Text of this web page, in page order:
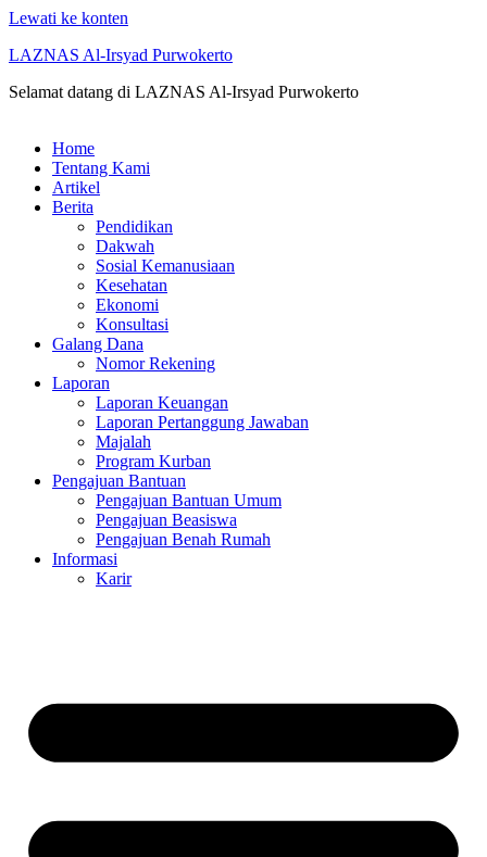
Lewati ke konten
LAZNAS Al-Irsyad Purwokerto
Selamat datang di LAZNAS Al-Irsyad Purwokerto
Home
Tentang Kami
Artikel
Berita
Pendidikan
Dakwah
Sosial Kemanusiaan
Kesehatan
Ekonomi
Konsultasi
Galang Dana
Nomor Rekening
Laporan
Laporan Keuangan
Laporan Pertanggung Jawaban
Majalah
Program Kurban
Pengajuan Bantuan
Pengajuan Bantuan Umum
Pengajuan Beasiswa
Pengajuan Benah Rumah
Informasi
Karir